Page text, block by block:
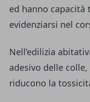
ed hanno
evidenziarsi nel
Nell’edilizia
adesivo delle
riducono la